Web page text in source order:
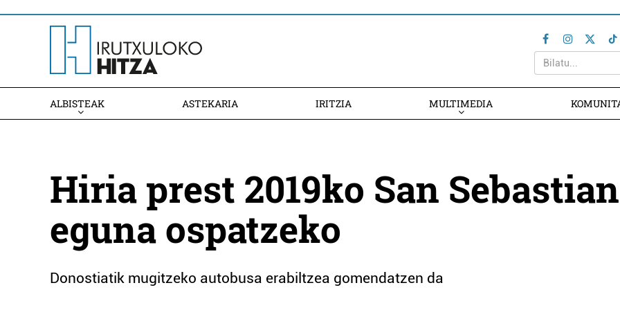
ALBISTEAK ASTEKARIA IRITZIA MULTIMEDIA
Hiria prest 2019ko San Sebastian
eguna ospatzeko
Donostiatik mugitzeko autobusa erabiltzea gomendatzen da